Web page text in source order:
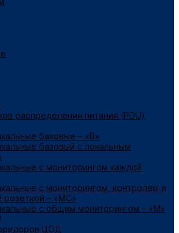
распределения питания (PDU)
базовые – «В»
базовый с локальным
с мониторингом каждой
с мониторингом, контролем и
розеткой – «МС»
с общим мониторингом – «М»
ЦОД